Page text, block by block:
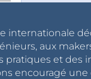
internationale
aux
pratiques et des
encouragé